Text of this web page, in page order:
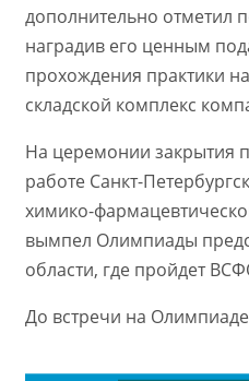
дополнительно отметил
наградив его ценным
прохождения практики
складской комплекс
На церемонии закрытия
работе Санкт-
химико-
вымпел Олимпиады
области, где пройдет
До встречи на